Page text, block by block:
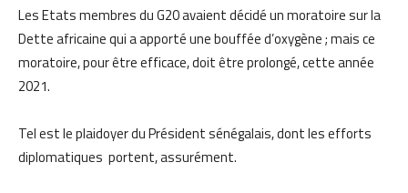
Les Etats membres du G20 avaient décidé un moratoire sur la
Dette africaine qui a apporté une bouffée d’oxygène ; mais ce
moratoire, pour être efficace, doit être prolongé, cette année
2021.
Tel est le plaidoyer du Président sénégalais, dont les efforts
diplomatiques portent, assurément.